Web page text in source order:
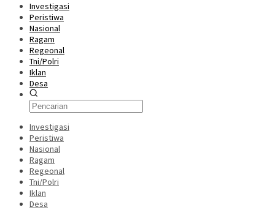
Investigasi
Peristiwa
Nasional
Ragam
Regeonal
Tni/Polri
Iklan
Desa
Investigasi
Peristiwa
Nasional
Ragam
Regeonal
Tni/Polri
Iklan
Desa